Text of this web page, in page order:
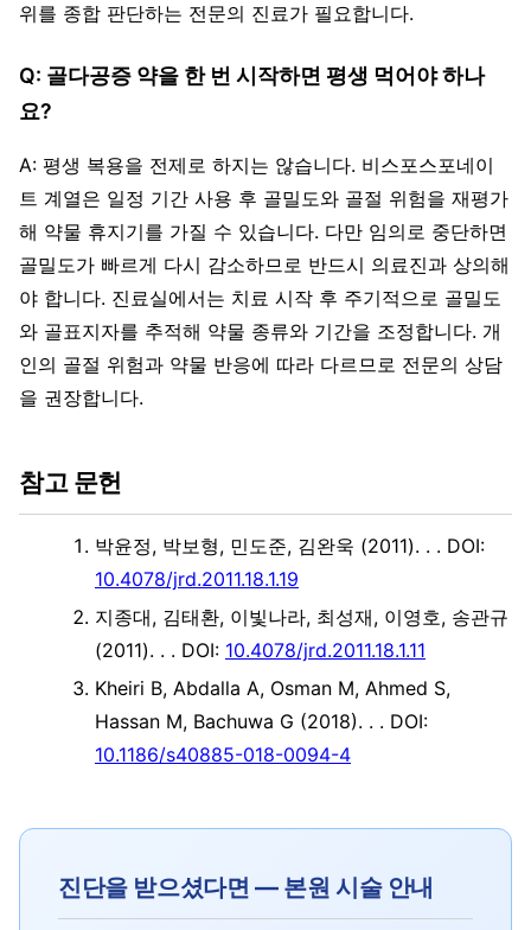
위를 종합 판단하는 전문의 진료가 필요합니다.
Q: 골다공증 약을 한 번 시작하면 평생 먹어야 하나
요?
A: 평생 복용을 전제로 하지는 않습니다. 비스포스포네이
트 계열은 일정 기간 사용 후 골밀도와 골절 위험을 재평가
해 약물 휴지기를 가질 수 있습니다. 다만 임의로 중단하면
골밀도가 빠르게 다시 감소하므로 반드시 의료진과 상의해
야 합니다. 진료실에서는 치료 시작 후 주기적으로 골밀도
와 골표지자를 추적해 약물 종류와 기간을 조정합니다. 개
인의 골절 위험과 약물 반응에 따라 다르므로 전문의 상담
을 권장합니다.
참고 문헌
박윤정, 박보형, 민도준, 김완욱 (2011). . . DOI:
10.4078/jrd.2011.18.1.19
지종대, 김태환, 이빛나라, 최성재, 이영호, 송관규
(2011). . . DOI: 10.4078/jrd.2011.18.1.11
Kheiri B, Abdalla A, Osman M, Ahmed S,
Hassan M, Bachuwa G (2018). . . DOI:
10.1186/s40885-018-0094-4
진단을 받으셨다면 — 본원 시술 안내